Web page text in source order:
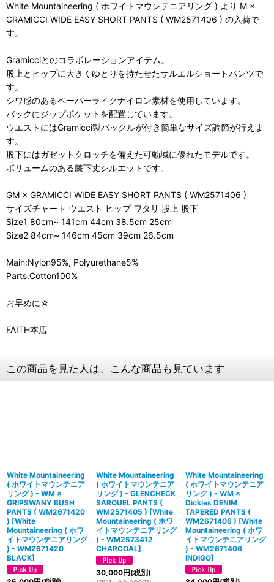
White Mountaineering ( ホワイトマウンテニアリング ) より M ×
GRAMICCI WIDE EASY SHORT PANTS ( WM2571406 ) の入荷で
す。
Gramicciとのコラボレーションアイテム。
股上とヒップに大きくゆとりを持たせたサルエルショートパンツで
す。
シワ感のあるペーパーライクナイロン素材を使用しています。
バックにジップポケットを配置しています。
ウエストにはGramicci製バックルが付き簡単なサイズ調節が行えま
す。
股下にはガゼットクロッチを備えた可動域に優れたモデルです。
ボリュームのある膝下丈シルエットです。
GM × GRAMICCI WIDE EASY SHORT PANTS ( WM2571406 )
サイズチャート ウエスト ヒップ ワタリ 股上 股下
Size1 80cm~ 141cm 44cm 38.5cm 25cm
Size2 84cm~ 146cm 45cm 39cm 26.5cm
Main:Nylon95%, Polyurethane5%
Parts:Cotton100%
お早めに☆
FAITH本店
この商品を見た人は、こんな商品も見ています
White Mountaineering
( ホワイトマウンテニア
リング ) - WM ×
GRIPSWANY BUSH
PANTS ( WM2671420
) [White
Mountaineering ( ホワ
イトマウンテニアリング
) - WM2671420
BLACK]
White Mountaineering
( ホワイトマウンテニア
リング ) - GLENCHECK
SAROUEL PANTS (
WM2571405 ) [White
Mountaineering ( ホワ
イトマウンテニアリング
) - WM2573412
CHARCOAL]
30,000円(税別)
White Mountaineering
( ホワイトマウンテニア
リング ) - WM ×
Dickies DENIM
TAPERED PANTS (
WM2671406 ) [White
Mountaineering ( ホワ
イトマウンテニアリング
) - WM2671406
INDIGO]